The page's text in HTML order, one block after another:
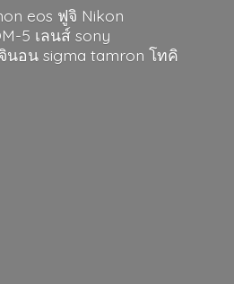
eos ฟูจิ Nikon
5 เลนส์ sony
นอน sigma tamron โทคิ